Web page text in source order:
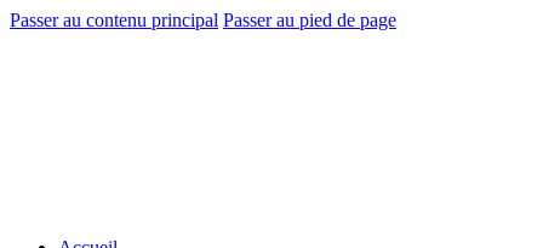
Passer au contenu principal Passer au pied de page